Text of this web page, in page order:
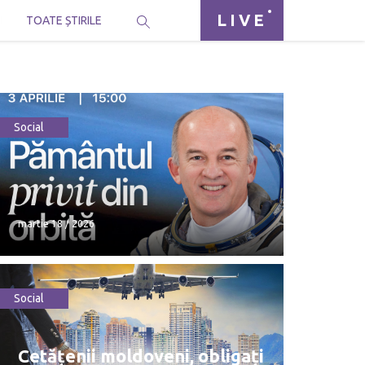
TOATE ȘTIRILE LIVE
Social
martie 18 / 2026
martie 18 / 2026
Social
Cetățenii moldoveni, obligați